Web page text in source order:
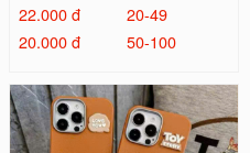
22.000 đ
20-49
20.000 đ
50-100